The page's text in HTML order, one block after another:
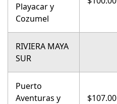
Playacar y
Cozumel
RIVIERA MAYA
SUR
Puerto
Aventuras y
$107.00